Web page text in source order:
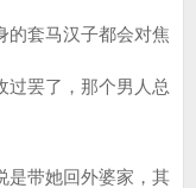
的套马汉子都会对焦
过罢了，那个男人总
带她回外婆家，其